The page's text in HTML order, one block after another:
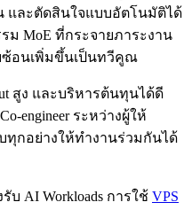
และตัดสินใจแบบอัตโนมัติได้
ม MoE ที่กระจายภาระงาน
ซ้อนเพิ่มขึ้นเป็นทวีคูณ
สูง และบริหารต้นทุนได้ดี
engineer ระหว่างผู้ให้
ทุกอย่างให้ทำงานร่วมกันได้
AI Workloads การใช้ VPS